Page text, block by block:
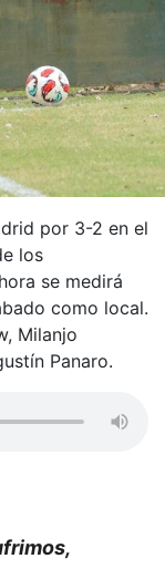
por 3-2 en el
los
se medirá
como local.
Milanjo
Panaro.